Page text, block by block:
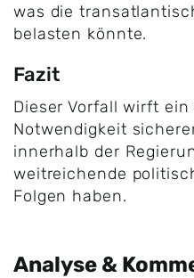
was die
belasten könnte.
Fazit
Dieser Vorfall wirft
Notwendigkeit
innerhalb der
weitreichende
Folgen haben.
Analyse &